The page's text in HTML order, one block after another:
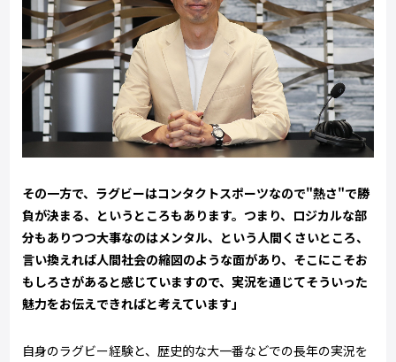
その一方で、ラグビーはコンタクトスポーツなので"熱さ"で勝
負が決まる、というところもあります。つまり、ロジカルな部
分もありつつ大事なのはメンタル、という人間くさいところ、
言い換えれば人間社会の縮図のような面があり、そこにこそお
もしろさがあると感じていますので、実況を通じてそういった
魅力をお伝えできればと考えています」
自身のラグビー経験と、歴史的な大一番などでの長年の実況を